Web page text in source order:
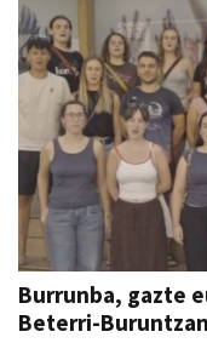
Burrunba, gazte
Beterri-Buruntzan